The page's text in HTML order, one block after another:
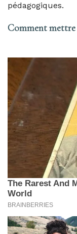
pédagogiques.
Comment mettre